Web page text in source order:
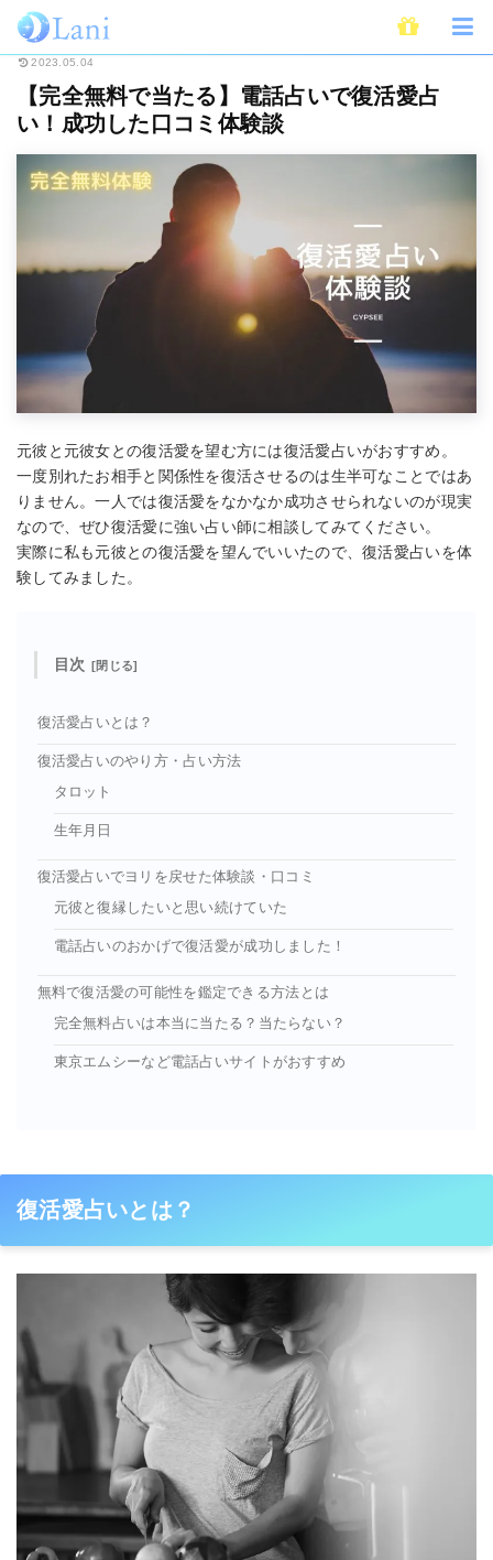
ホーム 電話占い 【完全無料で当たる】電話占いで復活愛占い！成功した
2023.05.04
【完全無料で当たる】電話占いで復活愛占
い！成功した口コミ体験談
元彼と元彼女との復活愛を望む方には復活愛占いがおすすめ。
一度別れたお相手と関係性を復活させるのは生半可なことではあ
りません。一人では復活愛をなかなか成功させられないのが現実
なので、ぜひ復活愛に強い占い師に相談してみてください。
実際に私も元彼との復活愛を望んでいいたので、復活愛占いを体
験してみました。
目次
復活愛占いとは？
復活愛占いのやり方・占い方法
タロット
生年月日
復活愛占いでヨリを戻せた体験談・口コミ
元彼と復縁したいと思い続けていた
電話占いのおかげで復活愛が成功しました！
無料で復活愛の可能性を鑑定できる方法とは
完全無料占いは本当に当たる？当たらない？
東京エムシーなど電話占いサイトがおすすめ
復活愛占いとは？